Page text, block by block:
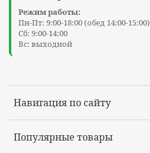
Навигация по сайту
Популярные товары
Режим работы:
Пн-Пт: 9:00-18:00 (обед 14:00-15:00)
Сб: 9:00-14:00
Вс: выходной